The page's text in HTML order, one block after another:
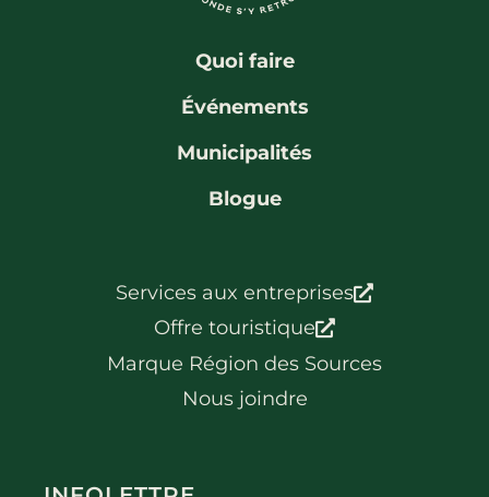
Quoi faire
Événements
Municipalités
Blogue
Services aux entreprises
Offre touristique
Marque Région des Sources
Nous joindre